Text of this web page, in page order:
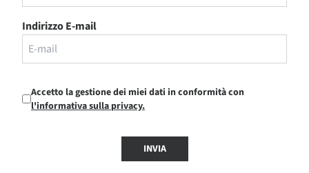
Indirizzo E-mail
Accetto la gestione dei miei dati in conformità con
l'informativa sulla privacy.
INVIA